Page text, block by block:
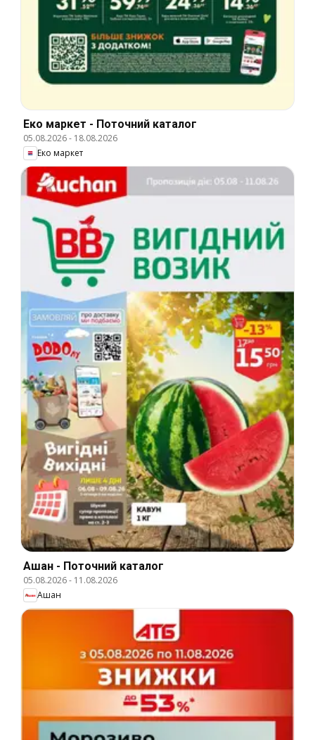
Еко маркет - Поточний каталог
05.08.2026- 18.08.2026
Еко маркет
Ашан - Поточний каталог
05.08.2026- 11.08.2026
Ашан